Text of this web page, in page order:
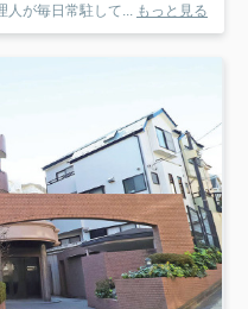
が毎日常駐して...
もっと見る